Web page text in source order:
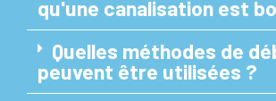
qu'une canalisation est
Quelles méthodes de
peuvent être utilisées ?